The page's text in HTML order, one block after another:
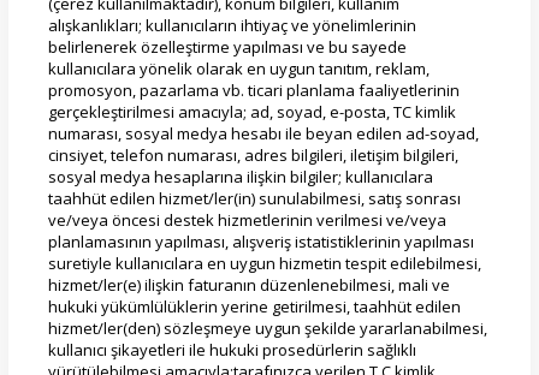
alışkanlıkları; kullanıcıların ihtiyaç ve yönelimlerinin
belirlenerek özelleştirme yapılması ve bu sayede
kullanıcılara yönelik olarak en uygun tanıtım, reklam,
promosyon, pazarlama vb. ticari planlama faaliyetlerinin
gerçekleştirilmesi amacıyla; ad, soyad, e-posta, TC kimlik
numarası, sosyal medya hesabı ile beyan edilen ad-soyad,
cinsiyet, telefon numarası, adres bilgileri, iletişim bilgileri,
sosyal medya hesaplarına ilişkin bilgiler; kullanıcılara
taahhüt edilen hizmet/ler(in) sunulabilmesi, satış sonrası
ve/veya öncesi destek hizmetlerinin verilmesi ve/veya
planlamasının yapılması, alışveriş istatistiklerinin yapılması
suretiyle kullanıcılara en uygun hizmetin tespit edilebilmesi,
hizmet/ler(e) ilişkin faturanın düzenlenebilmesi, mali ve
hukuki yükümlülüklerin yerine getirilmesi, taahhüt edilen
hizmet/ler(den) sözleşmeye uygun şekilde yararlanabilmesi,
kullanıcı şikayetleri ile hukuki prosedürlerin sağlıklı